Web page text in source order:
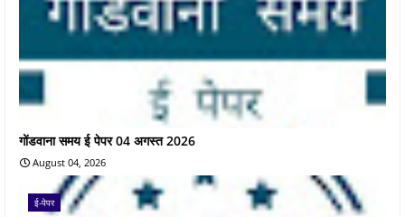
गोंडवाना समय ई पेपर 04 अगस्त 2026
August 04, 2026
ई-पेपर